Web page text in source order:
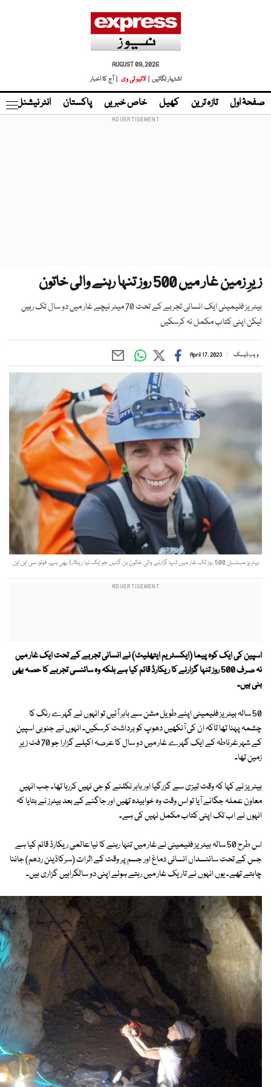
AUGUST 09, 2026
اشتہار لگائیں |
لائیو ٹی وی | آج کا اخبار
صفحۂ اول تازہ ترین کھیل خاص خبریں پاکستان انٹر نیشنل
زیرِ زمین غار میں 500 روز تنہا رہنے والی خاتون
بیٹریز فلیمینی ایک انسانی تجربے کے تحت 70 میٹر نیچے غار میں دو سال تک رہیں
لیکن اپنی کتاب مکمل نہ کرسکیں
ویب ڈیسک April 17, 2023
بیٹریز مسلسل 500 روز تک غار میں تنہا گزارنے والی خاتون بن گئیں جو ایک نیا ریکارڈ بھی ہے۔ فوٹو: سی این این
اسپین کی ایک کوہ پیما (ایکسٹریم ایتھلیٹ) نے انسانی تجربے کے تحت ایک غار میں
نہ صرف 500 روز تنہا گزارنے کا ریکارڈ قائم کیا ہے بلکہ وہ سائنسی تجربے کا حصہ بھی
بنی ہیں۔
50 سالہ بیٹریز فلیمینی اپنے طویل مشن سے باہر آئیں تو انہوں نے گہرے رنگ کا
چشمہ پہنا تھا تاکہ ان کی آنکھیں دھوپ کو برداشت کرسکیں۔ انہوں نے جنوبی اسپین
کے شہر غرناطہ کے ایک گہرے غار میں دو سال کا عرصہ اکیلے گزارا جو 70 فٹ زیرِ
زمین تھا۔
بیٹریز نے کہا کہ وقت تیزی سے گزرگیا اور باہر نکلنے کو جی نہیں کررہا تھا۔ جب انہیں
معاون عملہ جگانے آیا تو اس وقت وہ خوابیدہ تھیں اور جاگنے کے بعد بیٹرز نے بتایا کہ
انہوں نے اب تک اپنی کتاب مکمل نہیں کی ہے۔
اس طرح 50 سالہ بیٹریز فلیمینی نے غار میں تنہا رہنے کا نیا عالمی ریکارڈ قائم کیا ہے
جس کے تحت سائنسداں انسانی دماغ اور جسم پر وقت کے اثرات (سرکاڈیئن ردھم) جاننا
چاہتے تھے۔ یوں انہوں نے تاریک غار میں رہتے ہوئے اپنی دو سالگراہیں گزاری ہیں۔